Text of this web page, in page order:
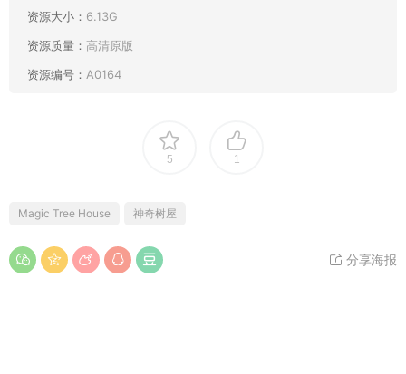
资源大小： 6.13G
资源质量： 高清原版
资源编号： A0164
5 1
Magic Tree House 神奇树屋
分享海报